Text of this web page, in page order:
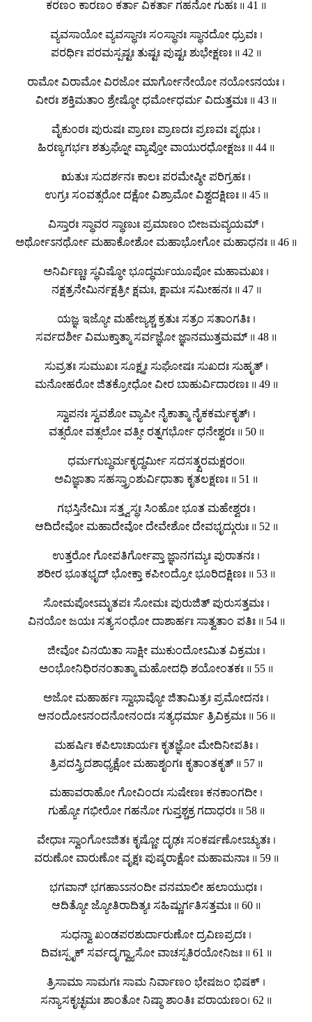
ಕರಣಂ ಕಾರಣಂ ಕರ್ತಾ ವಿಕರ್ತಾ ಗಹನೋ ಗುಹಃ ॥ 41 ॥
ವ್ಯವಸಾಯೋ ವ್ಯವಸ್ಥಾನಃ ಸಂಸ್ಥಾನಃ ಸ್ಥಾನದೋ ಧ್ರುವಃ ।
ಪರರ್ಧಿಃ ಪರಮಸ್ಪಷ್ಟಃ ತುಷ್ಟಃ ಪುಷ್ಟಃ ಶುಭೇಕ್ಷಣಃ ॥ 42 ॥
ರಾಮೋ ವಿರಾಮೋ ವಿರಜೋ ಮಾರ್ಗೋನೇಯೋ ನಯೋಽನಯಃ ।
ವೀರಃ ಶಕ್ತಿಮತಾಂ ಶ್ರೇಷ್ಠೋ ಧರ್ಮೋಧರ್ಮ ವಿದುತ್ತಮಃ ॥ 43 ॥
ವೈಕುಂಠಃ ಪುರುಷಃ ಪ್ರಾಣಃ ಪ್ರಾಣದಃ ಪ್ರಣವಃ ಪೃಥುಃ ।
ಹಿರಣ್ಯಗರ್ಭಃ ಶತ್ರುಘ್ನೋ ವ್ಯಾಪ್ತೋ ವಾಯುರಧೋಕ್ಷಜಃ ॥ 44 ॥
ಋತುಃ ಸುದರ್ಶನಃ ಕಾಲಃ ಪರಮೇಷ್ಠೀ ಪರಿಗ್ರಹಃ ।
ಉಗ್ರಃ ಸಂವತ್ಸರೋ ದಕ್ಷೋ ವಿಶ್ರಾಮೋ ವಿಶ್ವದಕ್ಷಿಣಃ ॥ 45 ॥
ವಿಸ್ತಾರಃ ಸ್ಥಾವರ ಸ್ಥಾಣುಃ ಪ್ರಮಾಣಂ ಬೀಜಮವ್ಯಯಮ್ ।
ಅರ್ಥೋಽನರ್ಥೋ ಮಹಾಕೋಶೋ ಮಹಾಭೋಗೋ ಮಹಾಧನಃ ॥ 46 ॥
ಅನಿರ್ವಿಣ್ಣಃ ಸ್ಥವಿಷ್ಠೋ ಭೂದ್ಧರ್ಮಯೂಪೋ ಮಹಾಮಖಃ ।
ನಕ್ಷತ್ರನೇಮಿರ್ನಕ್ಷತ್ರೀ ಕ್ಷಮಃ, ಕ್ಷಾಮಃ ಸಮೀಹನಃ ॥ 47 ॥
ಯಜ್ಞ ಇಜ್ಯೋ ಮಹೇಜ್ಯಶ್ಚ ಕ್ರತುಃ ಸತ್ರಂ ಸತಾಂಗತಿಃ ।
ಸರ್ವದರ್ಶೀ ವಿಮುಕ್ತಾತ್ಮಾ ಸರ್ವಜ್ಞೋ ಜ್ಞಾನಮುತ್ತಮಮ್ ॥ 48 ॥
ಸುವ್ರತಃ ಸುಮುಖಃ ಸೂಕ್ಷ್ಮಃ ಸುಘೋಷಃ ಸುಖದಃ ಸುಹೃತ್ ।
ಮನೋಹರೋ ಜಿತಕ್ರೋಧೋ ವೀರ ಬಾಹುರ್ವಿದಾರಣಃ ॥ 49 ॥
ಸ್ವಾಪನಃ ಸ್ವವಶೋ ವ್ಯಾಪೀ ನೈಕಾತ್ಮಾ ನೈಕಕರ್ಮಕೃತ್। ।
ವತ್ಸರೋ ವತ್ಸಲೋ ವತ್ಸೀ ರತ್ನಗರ್ಭೋ ಧನೇಶ್ವರಃ ॥ 50 ॥
ಧರ್ಮಗುಬ್ಧರ್ಮಕೃದ್ಧರ್ಮೀ ಸದಸತ್ಕ್ಷರಮಕ್ಷರಂ॥
ಅವಿಜ್ಞಾತಾ ಸಹಸ್ತ್ರಾಂಶುರ್ವಿಧಾತಾ ಕೃತಲಕ್ಷಣಃ ॥ 51 ॥
ಗಭಸ್ತಿನೇಮಿಃ ಸತ್ತ್ವಸ್ಥಃ ಸಿಂಹೋ ಭೂತ ಮಹೇಶ್ವರಃ ।
ಆದಿದೇವೋ ಮಹಾದೇವೋ ದೇವೇಶೋ ದೇವಭೃದ್ಗುರುಃ ॥ 52 ॥
ಉತ್ತರೋ ಗೋಪತಿರ್ಗೋಪ್ತಾ ಜ್ಞಾನಗಮ್ಯಃ ಪುರಾತನಃ ।
ಶರೀರ ಭೂತಭೃದ್ ಭೋಕ್ತಾ ಕಪೀಂದ್ರೋ ಭೂರಿದಕ್ಷಿಣಃ ॥ 53 ॥
ಸೋಮಪೋಽಮೃತಪಃ ಸೋಮಃ ಪುರುಜಿತ್ ಪುರುಸತ್ತಮಃ ।
ವಿನಯೋ ಜಯಃ ಸತ್ಯಸಂಧೋ ದಾಶಾರ್ಹಃ ಸಾತ್ವತಾಂ ಪತಿಃ ॥ 54 ॥
ಜೀವೋ ವಿನಯಿತಾ ಸಾಕ್ಷೀ ಮುಕುಂದೋಽಮಿತ ವಿಕ್ರಮಃ ।
ಅಂಭೋನಿಧಿರನಂತಾತ್ಮಾ ಮಹೋದಧಿ ಶಯೋಂತಕಃ ॥ 55 ॥
ಅಜೋ ಮಹಾರ್ಹಃ ಸ್ವಾಭಾವ್ಯೋ ಜಿತಾಮಿತ್ರಃ ಪ್ರಮೋದನಃ ।
ಆನಂದೋಽನಂದನೋನಂದಃ ಸತ್ಯಧರ್ಮಾ ತ್ರಿವಿಕ್ರಮಃ ॥ 56 ॥
ಮಹರ್ಷಿಃ ಕಪಿಲಾಚಾರ್ಯಃ ಕೃತಜ್ಞೋ ಮೇದಿನೀಪತಿಃ ।
ತ್ರಿಪದಸ್ತ್ರಿದಶಾಧ್ಯಕ್ಷೋ ಮಹಾಶೃಂಗಃ ಕೃತಾಂತಕೃತ್ ॥ 57 ॥
ಮಹಾವರಾಹೋ ಗೋವಿಂದಃ ಸುಷೇಣಃ ಕನಕಾಂಗದೀ ।
ಗುಹ್ಯೋ ಗಭೀರೋ ಗಹನೋ ಗುಪ್ತಶ್ಚಕ್ರ ಗದಾಧರಃ ॥ 58 ॥
ವೇಧಾಃ ಸ್ವಾಂಗೋಽಜಿತಃ ಕೃಷ್ಣೋ ದೃಢಃ ಸಂಕರ್ಷಣೋಽಚ್ಯುತಃ ।
ವರುಣೋ ವಾರುಣೋ ವೃಕ್ಷಃ ಪುಷ್ಕರಾಕ್ಷೋ ಮಹಾಮನಾಃ ॥ 59 ॥
ಭಗವಾನ್ ಭಗಹಾಽಽನಂದೀ ವನಮಾಲೀ ಹಲಾಯುಧಃ ।
ಆದಿತ್ಯೋ ಜ್ಯೋತಿರಾದಿತ್ಯಃ ಸಹಿಷ್ಣುರ್ಗತಿಸತ್ತಮಃ ॥ 60 ॥
ಸುಧನ್ವಾ ಖಂಡಪರಶುರ್ದಾರುಣೋ ದ್ರವಿಣಪ್ರದಃ ।
ದಿವಃಸ್ಪೃಕ್ ಸರ್ವದೃಗ್ವ್ಯಾಸೋ ವಾಚಸ್ಪತಿರಯೋನಿಜಃ ॥ 61 ॥
ತ್ರಿಸಾಮಾ ಸಾಮಗಃ ಸಾಮ ನಿರ್ವಾಣಂ ಭೇಷಜಂ ಭಿಷಕ್ ।
ಸನ್ಯಾಸಕೃಚ್ಛಮಃ ಶಾಂತೋ ನಿಷ್ಠಾ ಶಾಂತಿಃ ಪರಾಯಣಂ। 62 ॥